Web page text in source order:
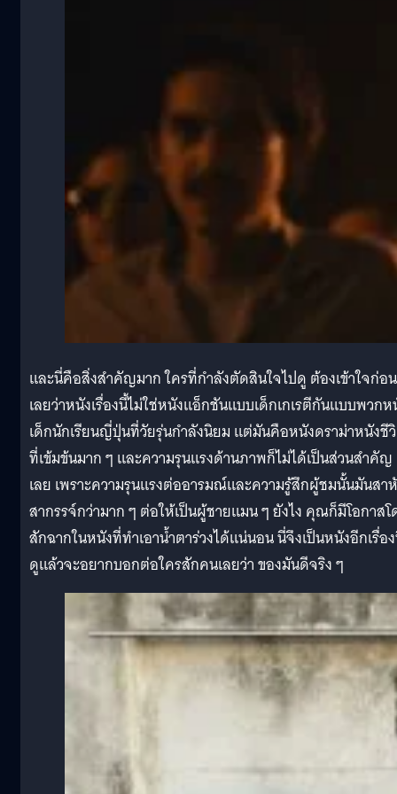
และนี่คือสิ่งสำคัญมาก ใครที่กำลังตัดสินใจไปดู ต้องเข้าใจก่อน
เลยว่าหนังเรื่องนี้ไม่ใช่หนังแอ็กชันแบบเด็กเกเรตีกันแบบพวก
เด็กนักเรียนญี่ปุ่นที่วัยรุ่นกำลังนิยม แต่มันคือหนังดราม่าหนังชี
ที่เข้มข้นมาก ๆ และความรุนแรงด้านภาพก็ไม่ได้เป็นส่วนสำคัญ
เลย เพราะความรุนแรงต่ออารมณ์และความรู้สึกผู้ชมนั้นมันสา
สากรรจ์กว่ามาก ๆ ต่อให้เป็นผู้ชายแมน ๆ ยังไง คุณก็มีโอกาส
สักฉากในหนังที่ทำเอาน้ำตาร่วงได้แน่นอน นี่จึงเป็นหนังอีกเรื่อ
ดูแล้วจะอยากบอกต่อใครสักคนเลยว่า ของมันดีจริง ๆ